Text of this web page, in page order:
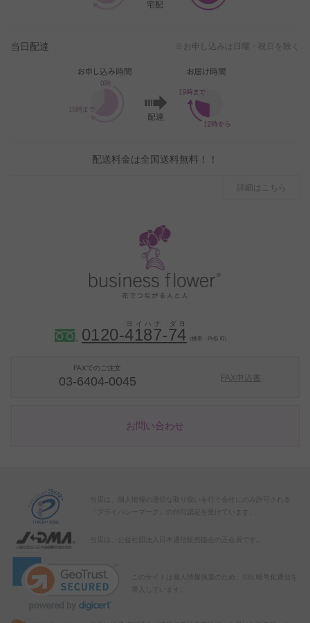
当日配達 ※お申し込みは日曜・祝日を除く
配送料金は全国送料無料！！
詳細はこちら
0120-4187-74 （携帯・PHS 可）
FAXでのご注文
03-6404-0045 FAX申込書
お問い合わせ
当店は、個人情報の適切な取り扱いを行う会社にのみ許可される
「プライバシーマーク」の付与認定を受けています。
当店は、公益社団法人日本通信販売協会の正会員です。
このサイトは個人情報保護のため、SSL暗号化通信を
導入しています。